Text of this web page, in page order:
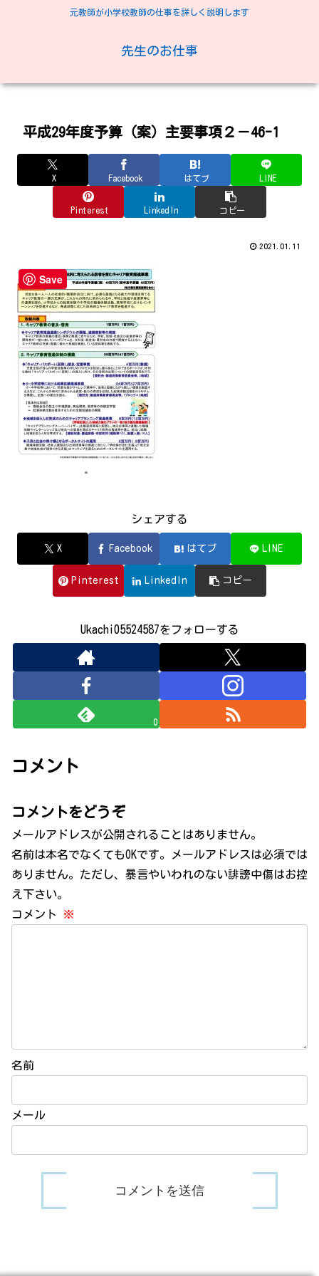
元教師が小学校教師の仕事を詳しく説明します
先生のお仕事
平成29年度予算（案）主要事項２－46-1
X Facebook はてブ LINE
Pinterest LinkedIn コピー
2021.01.11
シェアする
X Facebook はてブ LINE
Pinterest LinkedIn コピー
Ukachi05524587をフォローする
0
コメント
コメントをどうぞ
メールアドレスが公開されることはありません。
名前は本名でなくてもOKです。メールアドレスは必須では
ありません。ただし、暴言やいわれのない誹謗中傷はお控
え下さい。
コメント
※
名前
メール
Save